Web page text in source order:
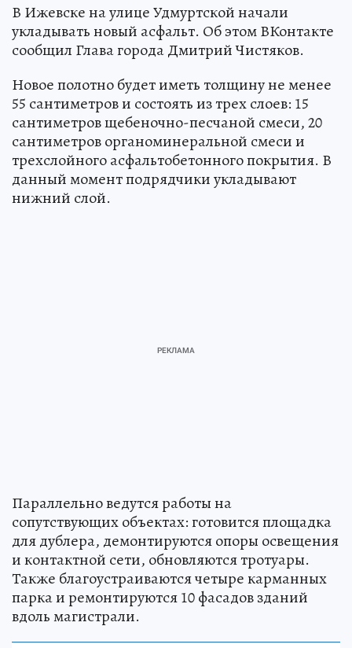
В Ижевске на улице Удмуртской начали
укладывать новый асфальт. Об этом ВКонтакте
сообщил Глава города Дмитрий Чистяков.
Новое полотно будет иметь толщину не менее
55 сантиметров и состоять из трех слоев: 15
сантиметров щебеночно-песчаной смеси, 20
сантиметров органоминеральной смеси и
трехслойного асфальтобетонного покрытия. В
данный момент подрядчики укладывают
нижний слой.
Параллельно ведутся работы на
сопутствующих объектах: готовится площадка
для дублера, демонтируются опоры освещения
и контактной сети, обновляются тротуары.
Также благоустраиваются четыре карманных
парка и ремонтируются 10 фасадов зданий
вдоль магистрали.